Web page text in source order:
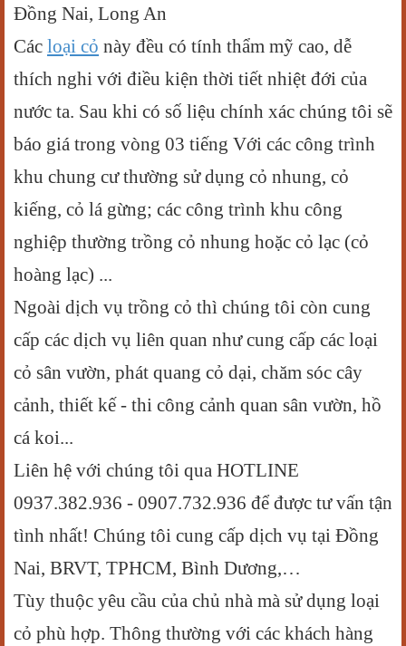
Đồng Nai, Long An
Các loại cỏ này đều có tính thẩm mỹ cao, dễ
thích nghi với điều kiện thời tiết nhiệt đới của
nước ta. Sau khi có số liệu chính xác chúng tôi sẽ
báo giá trong vòng 03 tiếng Với các công trình
khu chung cư thường sử dụng cỏ nhung, cỏ
kiếng, cỏ lá gừng; các công trình khu công
nghiệp thường trồng cỏ nhung hoặc cỏ lạc (cỏ
hoàng lạc) ...
Ngoài dịch vụ trồng cỏ thì chúng tôi còn cung
cấp các dịch vụ liên quan như cung cấp các loại
cỏ sân vườn, phát quang cỏ dại, chăm sóc cây
cảnh, thiết kế - thi công cảnh quan sân vườn, hồ
cá koi...
Liên hệ với chúng tôi qua HOTLINE
0937.382.936 - 0907.732.936 để được tư vấn tận
tình nhất! Chúng tôi cung cấp dịch vụ tại Đồng
Nai, BRVT, TPHCM, Bình Dương,…
Tùy thuộc yêu cầu của chủ nhà mà sử dụng loại
cỏ phù hợp. Thông thường với các khách hàng